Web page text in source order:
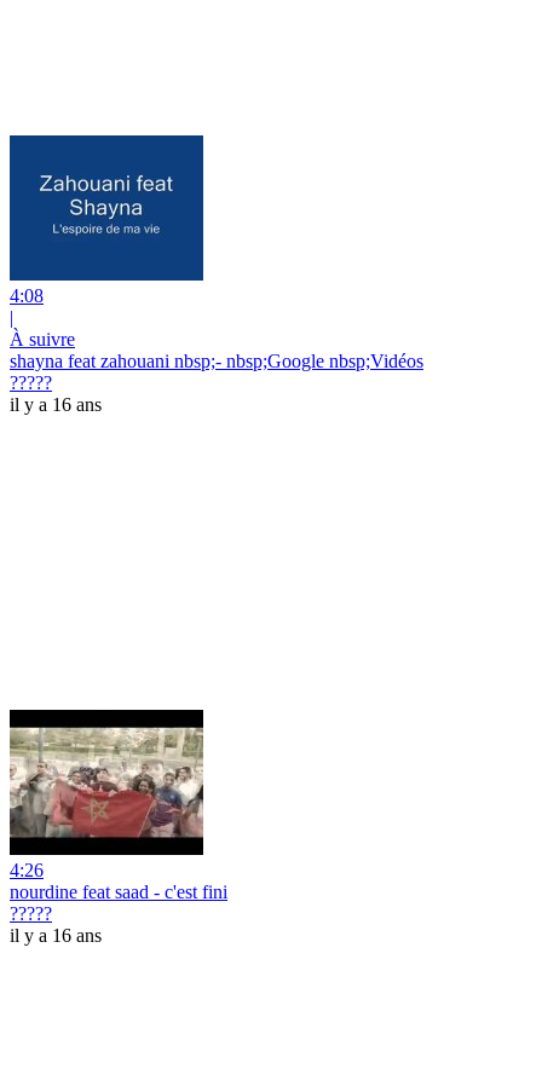
4:08
|
À suivre
shayna feat zahouani nbsp;- nbsp;Google nbsp;Vidéos
?????
il y a 16 ans
4:26
nourdine feat saad - c'est fini
?????
il y a 16 ans